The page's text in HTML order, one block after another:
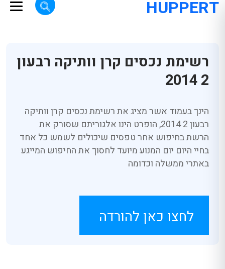
HUPPERT
רשימת נכסים קרן וותיקה רבעון
2 2014
הינך בעמוד אשר מציג את רשימת נכסים קרן וותיקה
רבעון 2 2014, הופרט הינו אלגוריתם שסורק את
הרשת בחיפוש אחר טפסים שיכולים לשמש כל אחד
בחיי היום יום המנוע מיועד לחסוך את החיפוש המייגע
באתרי ממשלה וכדומה
לחצו כאן להורדה